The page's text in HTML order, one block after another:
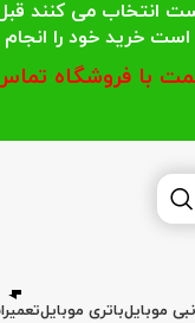
موبایلباتری موبایل
روش ارسال را تیپاکس یا
با فروشگاه